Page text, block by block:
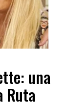
una
Ruta